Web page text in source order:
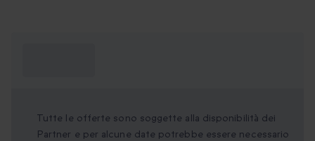
Tutte le offerte sono soggette alla disponibilità dei
Partner e per alcune date potrebbe essere necessario